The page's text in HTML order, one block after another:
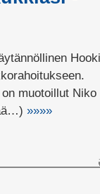
muotoillut Niko
»»»»